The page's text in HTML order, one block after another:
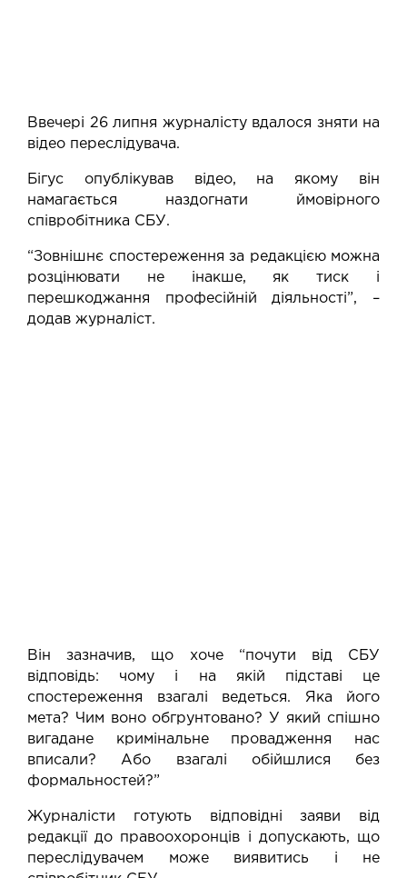
Ввечері 26 липня журналісту вдалося зняти на
відео переслідувача.
Бігус опублікував відео, на якому він
намагається наздогнати ймовірного
співробітника СБУ.
“Зовнішнє спостереження за редакцією можна
розцінювати не інакше, як тиск і
перешкоджання професійній діяльності”, –
додав журналіст.
Він зазначив, що хоче “почути від СБУ
відповідь: чому і на якій підставі це
спостереження взагалі ведеться. Яка його
мета? Чим воно обгрунтовано? У який спішно
вигадане кримінальне провадження нас
вписали? Або взагалі обійшлися без
формальностей?”
Журналісти готують відповідні заяви від
редакції до правоохоронців і допускають, що
переслідувачем може виявитись і не